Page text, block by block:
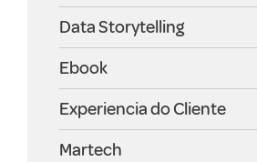
Data Storytelling
Ebook
Experiencia do Cliente
Martech